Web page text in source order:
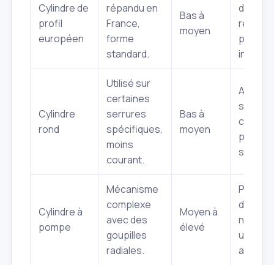
Cylindre de
profil
européen
répandu en
France,
forme
standard.
Bas à
moyen
portes
Cylindre
rond
Utilisé sur
certaines
serrures
spécifiques,
moins
courant.
Bas à
moyen
portes
service.
Cylindre à
pompe
Mécanisme
complexe
avec des
goupilles
radiales.
Moyen à
élevé
Portes
une
accrue.